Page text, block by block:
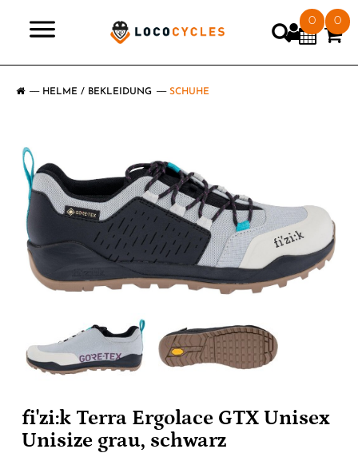
0 0
HELME / BEKLEIDUNG SCHUHE
fi'zi:k Terra Ergolace GTX Unisex
Unisize grau, schwarz